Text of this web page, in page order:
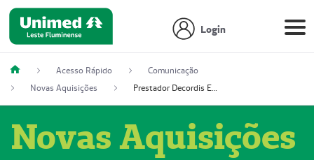
Login
Acesso Rápido
Comunicação
Novas Aquisições
Prestador Decordis Exames Cardiológicos LTDA (51004347-4)
Novas Aquisições